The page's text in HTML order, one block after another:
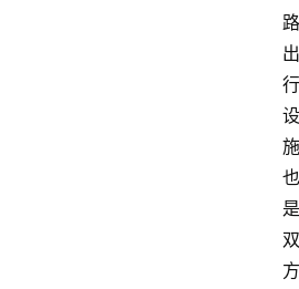
路
出
行
设
施
也
是
双
方